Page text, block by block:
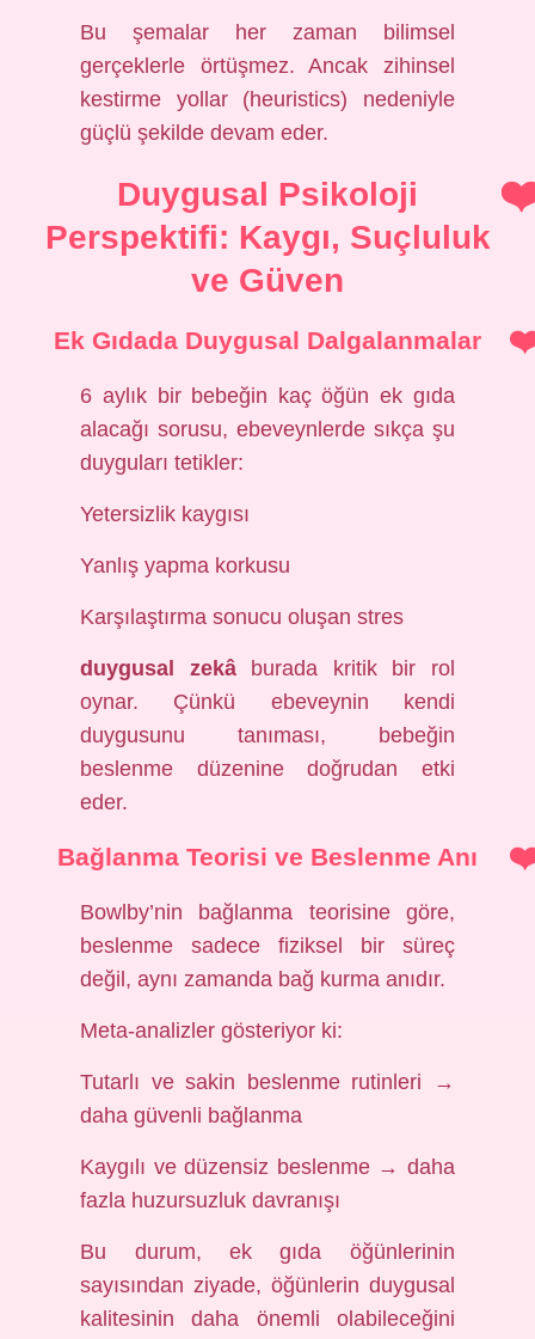
Bu şemalar her zaman bilimsel
gerçeklerle örtüşmez. Ancak zihinsel
kestirme yollar (heuristics) nedeniyle
güçlü şekilde devam eder.
Duygusal Psikoloji
Perspektifi: Kaygı, Suçluluk
ve Güven
Ek Gıdada Duygusal Dalgalanmalar
6 aylık bir bebeğin kaç öğün ek gıda
alacağı sorusu, ebeveynlerde sıkça şu
duyguları tetikler:
Yetersizlik kaygısı
Yanlış yapma korkusu
Karşılaştırma sonucu oluşan stres
duygusal zekâburada kritik bir rol
oynar. Çünkü ebeveynin kendi
duygusunu tanıması, bebeğin
beslenme düzenine doğrudan etki
eder.
Bağlanma Teorisi ve Beslenme Anı
Bowlby’nin bağlanma teorisine göre,
beslenme sadece fiziksel bir süreç
değil, aynı zamanda bağ kurma anıdır.
Meta-analizler gösteriyor ki:
Tutarlı ve sakin beslenme rutinleri →
daha güvenli bağlanma
Kaygılı ve düzensiz beslenme → daha
fazla huzursuzluk davranışı
Bu durum, ek gıda öğünlerinin
sayısından ziyade, öğünlerin duygusal
kalitesinin daha önemli olabileceğini